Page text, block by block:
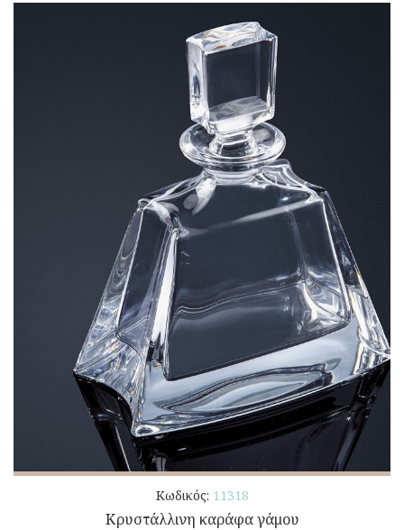
Κωδικός: 11318
Κρυστάλλινη καράφα γάμου